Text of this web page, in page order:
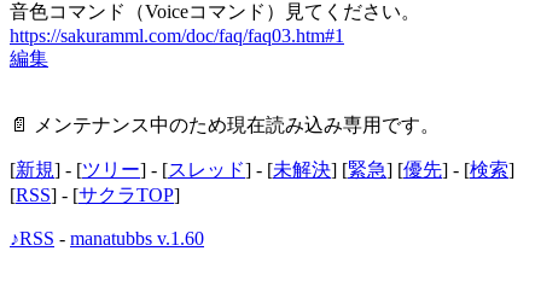
音色コマンド（Voiceコマンド）見てください。
https://sakuramml.com/doc/faq/faq03.htm#1
編集
📄 メンテナンス中のため現在読み込み専用です。
[新規] - [ツリー] - [スレッド] - [未解決] [緊急] [優先] - [検索]
[RSS] - [サクラTOP]
♪RSS - manatubbs v.1.60